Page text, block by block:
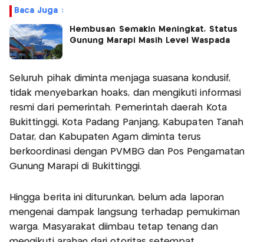
Baca Juga :
Hembusan Semakin Meningkat, Status
Gunung Marapi Masih Level Waspada
Seluruh pihak diminta menjaga suasana kondusif,
tidak menyebarkan hoaks, dan mengikuti informasi
resmi dari pemerintah. Pemerintah daerah Kota
Bukittinggi, Kota Padang Panjang, Kabupaten Tanah
Datar, dan Kabupaten Agam diminta terus
berkoordinasi dengan PVMBG dan Pos Pengamatan
Gunung Marapi di Bukittinggi.
Hingga berita ini diturunkan, belum ada laporan
mengenai dampak langsung terhadap pemukiman
warga. Masyarakat diimbau tetap tenang dan